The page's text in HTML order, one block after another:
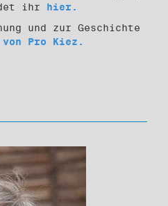
ihr hier.
und zur Geschichte
Pro Kiez.